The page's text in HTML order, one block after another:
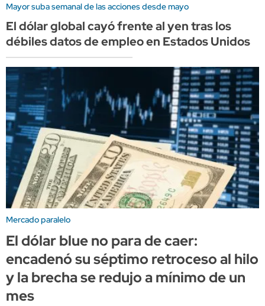
Mayor suba semanal de las acciones desde mayo
El dólar global cayó frente al yen tras los
débiles datos de empleo en Estados Unidos
Mercado paralelo
El dólar blue no para de caer:
encadenó su séptimo retroceso al hilo
y la brecha se redujo a mínimo de un
mes